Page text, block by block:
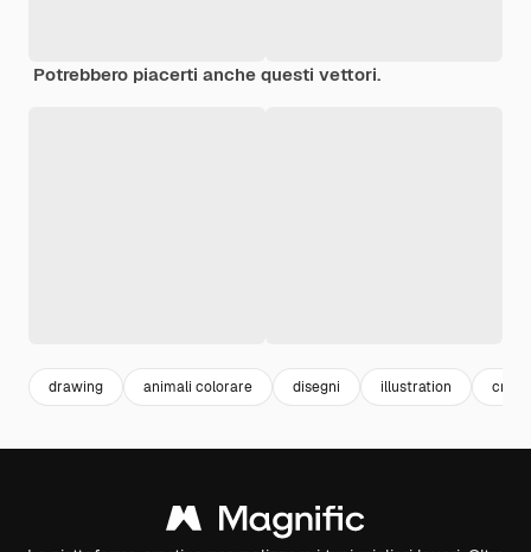
Potrebbero piacerti anche questi vettori.
drawing animali colorare disegni illustration